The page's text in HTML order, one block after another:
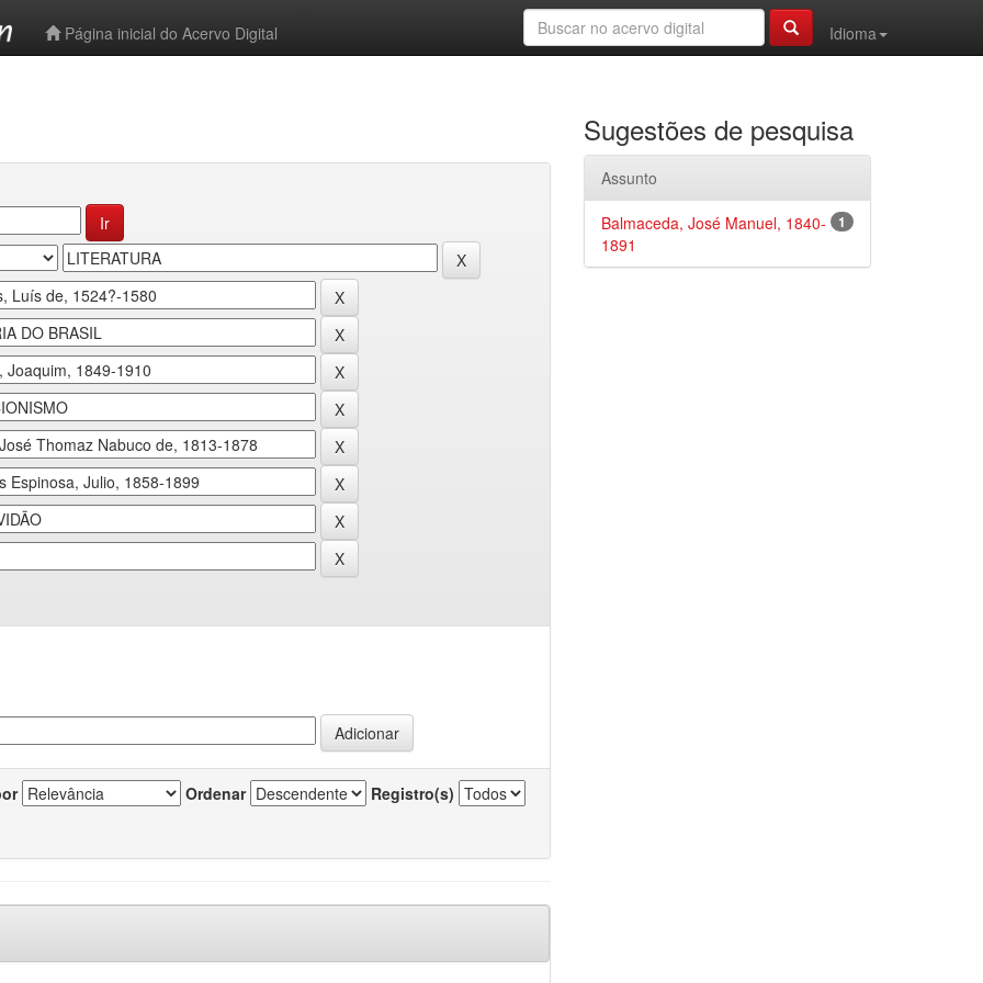
Página inicial do Acervo Digital
Idioma
Ordenar Registro(s)
Sugestões de pesquisa
Assunto
1
Balmaceda, José Manuel, 1840-
1891